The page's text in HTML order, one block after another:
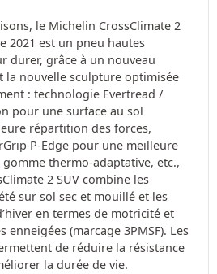
le Michelin CrossClimate 2
2021 est un pneu hautes
durer, grâce à un nouveau
la nouvelle sculpture optimisée
: technologie Evertread /
pour une surface au sol
répartition des forces,
P-Edge pour une meilleure
thermo-adaptative, etc.,
2 SUV combine les
sur sol sec et mouillé et les
en termes de motricité et
enneigées (marcage 3PMSF). Les
de réduire la résistance
la durée de vie.